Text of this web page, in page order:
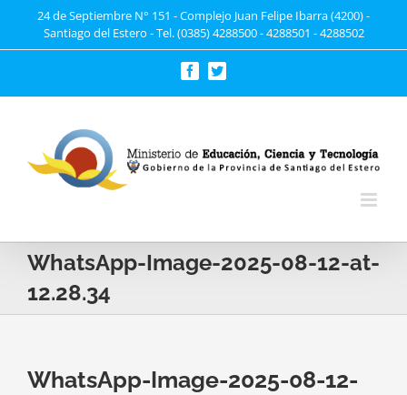
24 de Septiembre N° 151 - Complejo Juan Felipe Ibarra (4200) -
Santiago del Estero - Tel. (0385) 4288500 - 4288501 - 4288502
FacebookTwitter
WhatsApp-Image-2025-08-12-at-
12.28.34
WhatsApp-Image-2025-08-12-